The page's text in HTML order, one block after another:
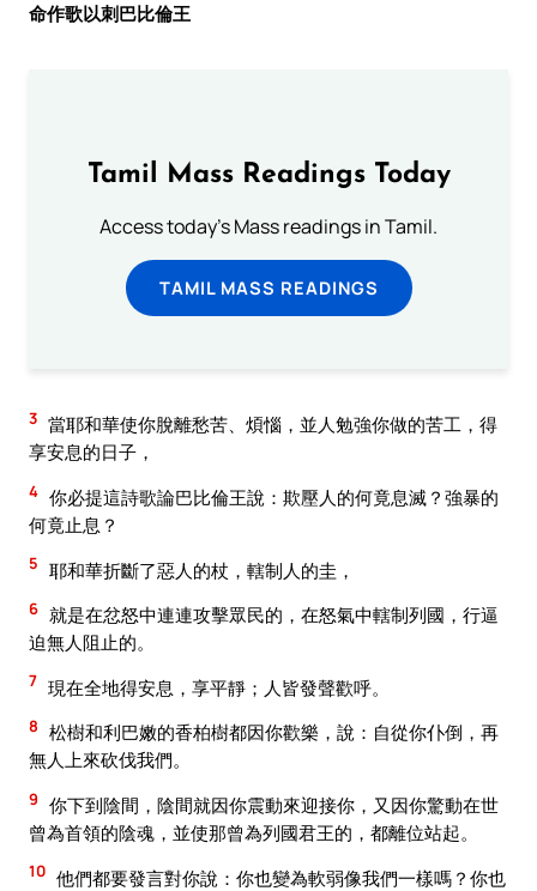
命作歌以刺巴比倫王
Tamil Mass Readings Today
Access today's Mass readings in Tamil.
TAMIL MASS READINGS
3 當耶和華使你脫離愁苦、煩惱，並人勉強你做的苦工，得
享安息的日子，
4 你必提這詩歌論巴比倫王說：欺壓人的何竟息滅？強暴的
何竟止息？
5 耶和華折斷了惡人的杖，轄制人的圭，
6 就是在忿怒中連連攻擊眾民的，在怒氣中轄制列國，行逼
迫無人阻止的。
7 現在全地得安息，享平靜；人皆發聲歡呼。
8 松樹和利巴嫩的香柏樹都因你歡樂，說：自從你仆倒，再
無人上來砍伐我們。
9 你下到陰間，陰間就因你震動來迎接你，又因你驚動在世
曾為首領的陰魂，並使那曾為列國君王的，都離位站起。
10 他們都要發言對你說：你也變為軟弱像我們一樣嗎？你也